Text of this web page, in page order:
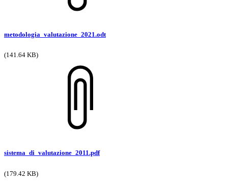
metodologia_valutazione_2021.odt
(141.64 KB)
sistema_di_valutazione_2011.pdf
(179.42 KB)